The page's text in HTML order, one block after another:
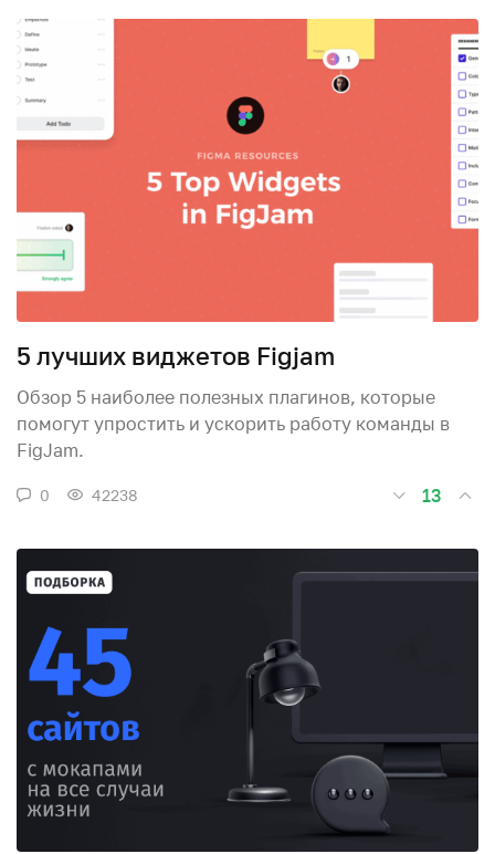
5 лучших виджетов Figjam
Обзор 5 наиболее полезных плагинов, которые
помогут упростить и ускорить работу команды в
FigJam.
0 42238 13